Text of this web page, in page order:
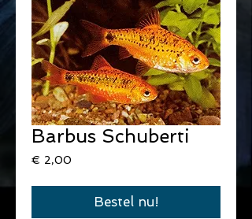
Barbus Schuberti
€ 2,00
Bestel nu!